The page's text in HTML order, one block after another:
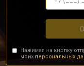
Нажимая на кнопку
моих персональных